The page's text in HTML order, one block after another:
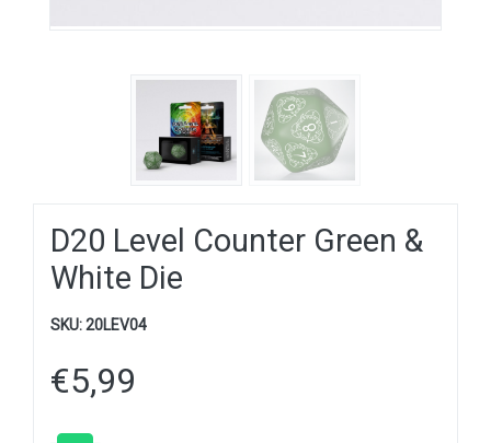
D20 Level Counter Green &
White Die
SKU:20LEV04
€5,99